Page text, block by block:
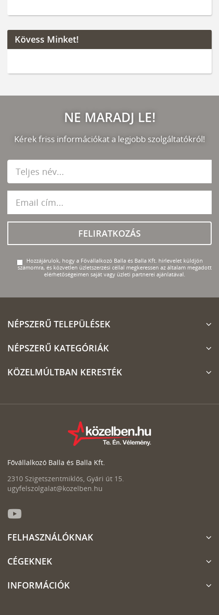
Kövess Minket!
NE MARADJ LE!
Kérek friss információkat a legjobb szolgáltatókról!
FELIRATKOZÁS
Hozzájárulok, hogy a Fővállalkozó Balla és Balla Kft. hírlevelet küldjön
számomra, és közvetlen üzletszerzési céllal megkeressen az általam megadott
elérhetőségeimen saját vagy üzleti partnerei ajánlatával.
NÉPSZERŰ TELEPÜLÉSEK
NÉPSZERŰ KATEGÓRIÁK
KÖZELMÚLTBAN KERESTÉK
Fővállalkozó Balla és Balla Kft.
2310 Szigetszentmiklós, Gyári út 15.
ugyfelszolgalat@kozelben.hu
FELHASZNÁLÓKNAK
CÉGEKNEK
INFORMÁCIÓK